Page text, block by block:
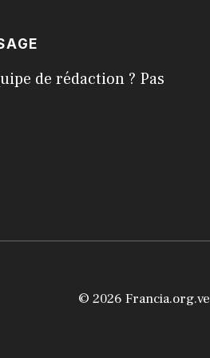
de rédaction ? Pas
© 2026 Francia.org.ve